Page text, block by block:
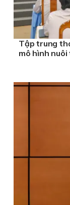
Tập trung
mô hình